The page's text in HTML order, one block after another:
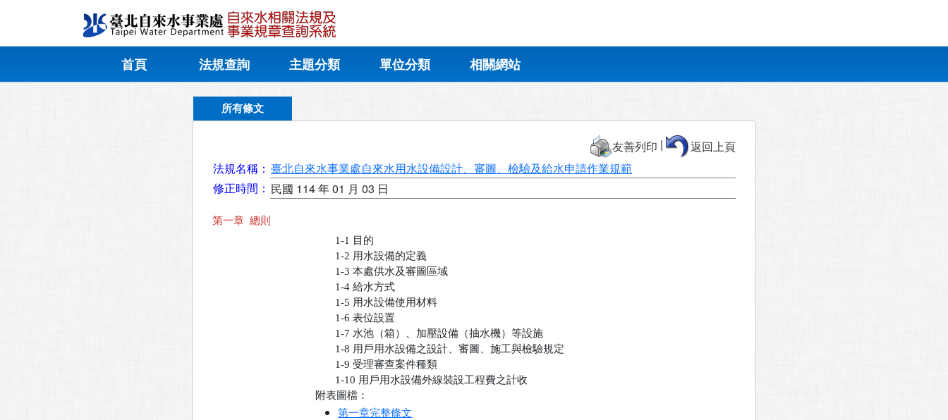
首頁 法規查詢 主題分類 單位分類 相關網站
所有條文
友善列印 |
返回上頁
法規名稱： 臺北自來水事業處自來水用水設備設計、審圖、檢驗及給水申請作業規範
修正時間： 民國 114 年 01 月 03 日
第一章  總則
       1-1 目的
       1-2 用水設備的定義
       1-3 本處供水及審圖區域
       1-4 給水方式
       1-5 用水設備使用材料
       1-6 表位設置
       1-7 水池（箱）、加壓設備（抽水機）等設施
       1-8 用戶用水設備之設計、審圖、施工與檢驗規定
       1-9 受理審查案件種類
       1-10 用戶用水設備外線裝設工程費之計收
附表圖檔：
第一章完整條文